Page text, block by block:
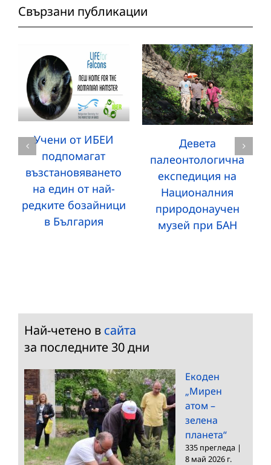
Свързани публикации
Учени от ИБЕИ
подпомагат
възстановяването
на един от най-
редките бозайници
в България
Девета
палеонтологична
експедиция на
Националния
природонаучен
музей при БАН
Най-четено в сайта
за последните 30 дни
Екоден
„Мирен
атом –
зелена
планета“
335 прегледа |
8 май 2026 г.